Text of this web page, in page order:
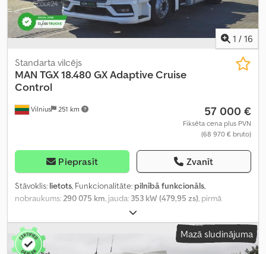
1 / 16
Vilnius 251 km
Standarta vilcējs
MAN TGX 18.480 GX Adaptive Cruise
Control
57 000 €
Fiksēta cena plus PVN
(68 970 € bruto)
Pieprasīt Zvanīt
Stāvoklis: lietots, Funkcionalitāte: pilnībā funkcionāls,
nobraukums:290 075 km, jauda: 353 kW (479,95 zs), pirmā
, degvielas veids:
svars:8 088 kg, asu konfigurācija:4x2, riteņu bāze:390 mm, krāsa:
balts, pārnesuma veids: automātisks , emisijas klase:Euro 6,
Ražošanas gads:
, cilindru skaits: , dzinēja tilpums: 12 419 cm³,
Mazā sludinājuma